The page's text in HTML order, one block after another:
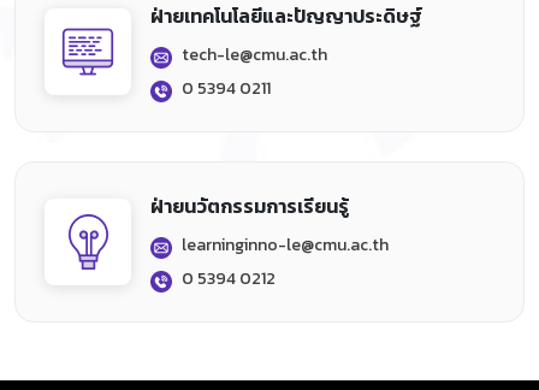
ฝ่ายเทคโนโลยีและปัญญาประดิษฐ์
tech-le@cmu.ac.th
0 5394 0211
ฝ่ายนวัตกรรมการเรียนรู้
learninginno-le@cmu.ac.th
0 5394 0212